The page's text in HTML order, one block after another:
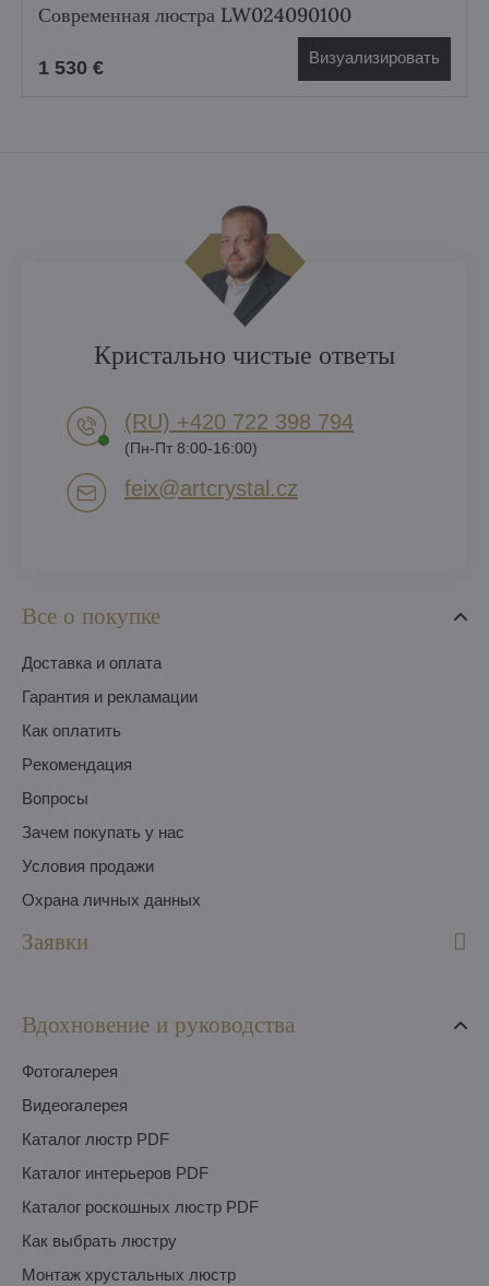
Современная люстра LW024090100
1 530 € Визуализировать
Все о покупке
Доставка и оплата
Гарантия и рекламации
Как оплатить
Pекомендация
Вопросы
Зачем покупать у нас
Условия продажи
Охрана личных данных
Заявки
Вдохновение и руководства
Фотогалерея
Видеогалерея
Каталог люстр PDF
Каталог интерьеров PDF
Каталог роскошных люстр PDF
Как выбрать люстру
Монтаж хрустальных люстр
Кристально чистые ответы
(RU) +420 722 398 794​
(Пн-Пт 8:00-16:00)
feix​@artcrystal​.cz